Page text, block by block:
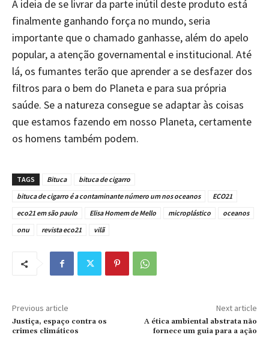
A ideia de se livrar da parte inútil deste produto está
finalmente ganhando força no mundo, seria
importante que o chamado ganhasse, além do apelo
popular, a atenção governamental e institucional. Até
lá, os fumantes terão que aprender a se desfazer dos
filtros para o bem do Planeta e para sua própria
saúde. Se a natureza consegue se adaptar às coisas
que estamos fazendo em nosso Planeta, certamente
os homens também podem.
TAGS Bituca
bituca de cigarro
bituca de cigarro é a contaminante número um nos oceanos
ECO21
eco21 em são paulo
Elisa Homem de Mello microplástico
oceanos
onu
revista eco21 vilã
Previous article
Justiça, espaço contra os
crimes climáticos
Next article
A ética ambiental abstrata não
fornece um guia para a ação